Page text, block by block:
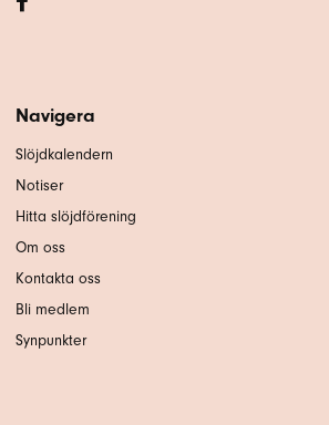
Navigera
Slöjdkalendern
Notiser
Hitta slöjdförening
Om oss
Kontakta oss
Bli medlem
Synpunkter